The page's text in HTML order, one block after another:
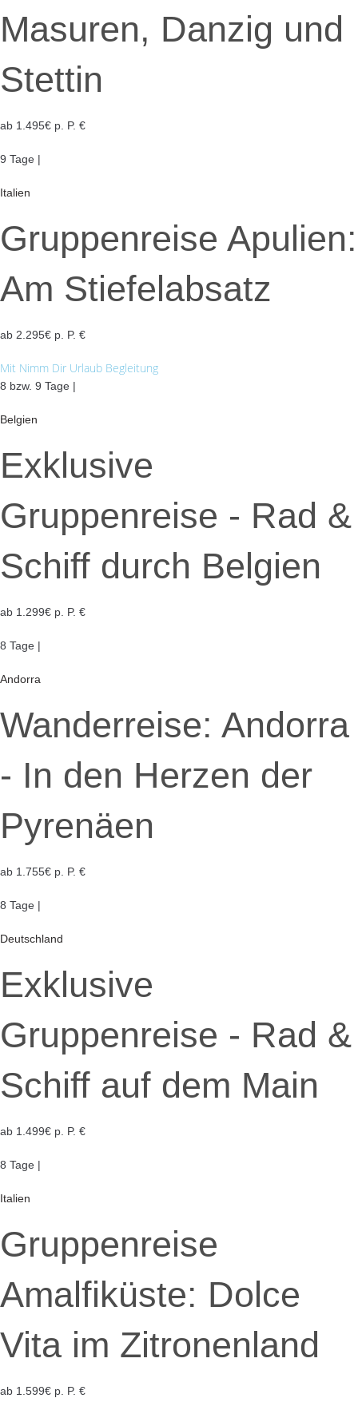
Masuren, Danzig und
Stettin
ab 1.495€ p. P. €
9 Tage |
Italien
Gruppenreise Apulien:
Am Stiefelabsatz
ab 2.295€ p. P. €
Mit Nimm Dir Urlaub Begleitung
8 bzw. 9 Tage |
Belgien
Exklusive
Gruppenreise - Rad &
Schiff durch Belgien
ab 1.299€ p. P. €
8 Tage |
Andorra
Wanderreise: Andorra
- In den Herzen der
Pyrenäen
ab 1.755€ p. P. €
8 Tage |
Deutschland
Exklusive
Gruppenreise - Rad &
Schiff auf dem Main
ab 1.499€ p. P. €
8 Tage |
Italien
Gruppenreise
Amalfiküste: Dolce
Vita im Zitronenland
ab 1.599€ p. P. €